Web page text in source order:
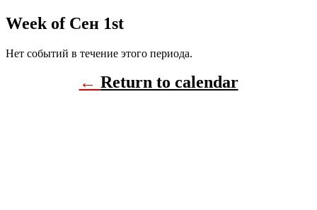
Week of Сен 1st
Нет событий в течение этого периода.
← Return to calendar